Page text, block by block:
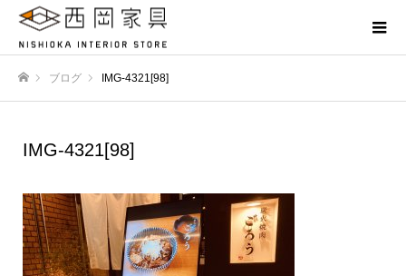
ブログ IMG-4321[98]
IMG-4321[98]